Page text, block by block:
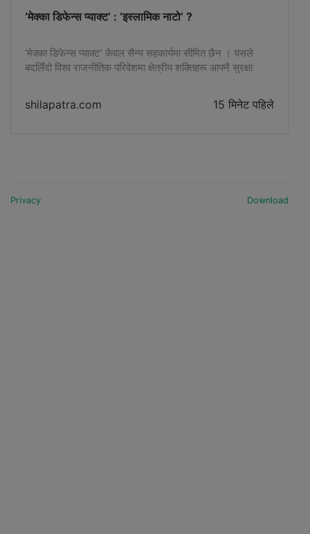
‘मेक्का डिफेन्स प्याक्ट’ : ‘इस्लामिक नाटो’ ?
‘मेक्का डिफेन्स प्याक्ट’ केवल सैन्य सहकार्यमा सीमित छैन । यसले
बदलिँदो विश्व राजनीतिक परिवेशमा क्षेत्रीय शक्तिहरू आफ्नै सुरक्षा
shilapatra.com 15 मिनेट पहिले
Privacy Download